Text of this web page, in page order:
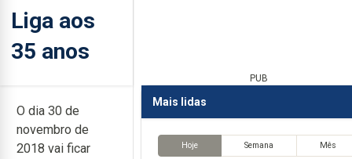
Liga aos
35 anos
O dia 30 de
novembro de
2018 vai ficar
PUB
Mais lidas
Hoje Semana Mês